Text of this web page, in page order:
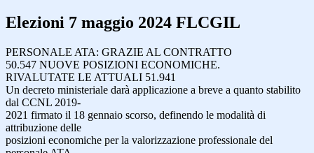
Elezioni 7 maggio 2024 FLCGIL
PERSONALE ATA: GRAZIE AL CONTRATTO
50.547 NUOVE POSIZIONI ECONOMICHE.
RIVALUTATE LE ATTUALI 51.941
Un decreto ministeriale darà applicazione a breve a quanto stabilito
dal CCNL 2019-
2021 firmato il 18 gennaio scorso, definendo le modalità di
attribuzione delle
posizioni economiche per la valorizzazione professionale del